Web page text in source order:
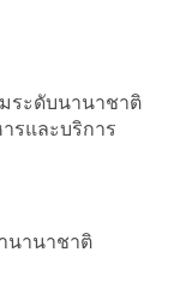
ระดับนานาชาติ
รและบริการ
นานาชาติ